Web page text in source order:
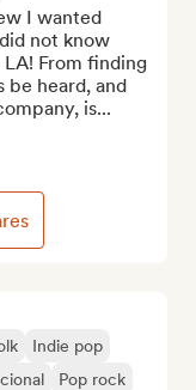
Indie pop
Pop rock
I wanted
not know
From finding
be heard, and
is...